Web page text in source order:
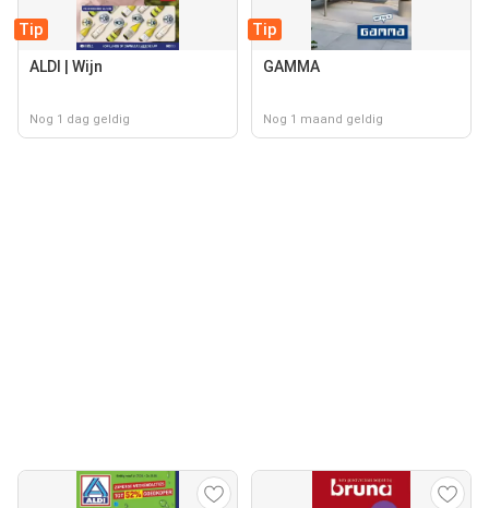
Tip
ALDI | Wijn
Nog 1 dag geldig
Tip
GAMMA
Nog 1 maand geldig